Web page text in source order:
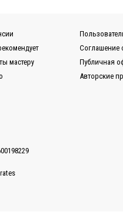
мастеру
Соглашение
Публичная
Авторские